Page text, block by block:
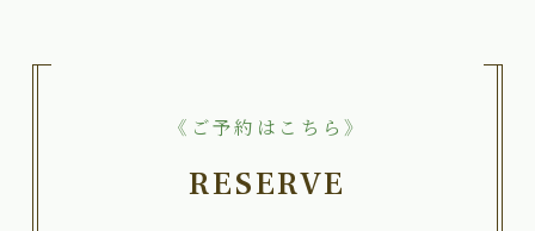
《ご予約はこちら》
RESERVE